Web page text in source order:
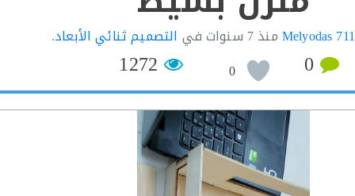
Melyodas 711منذ7 سنوات في التصميم ثنائي الأبعاد.
0
0
1272